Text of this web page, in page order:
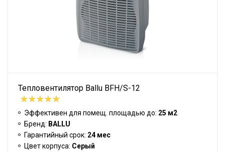
Тепловентилятор Ballu BFH/S-12
Эффективен для помещ. площадью до: 25 м2
Бренд: BALLU
Гарантийный срок: 24 мес
Цвет корпуса: Серый